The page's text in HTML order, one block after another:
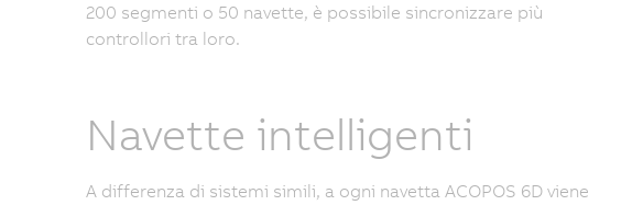
200 segmenti o 50 navette, è possibile sincronizzare più
controllori tra loro.
Navette intelligenti
A differenza di sistemi simili, a ogni navetta ACOPOS 6D viene